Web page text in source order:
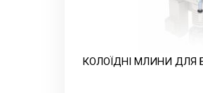
КОЛОЇДНІ МЛИНИ ДЛЯ